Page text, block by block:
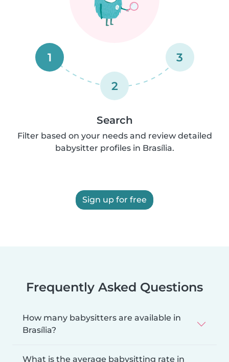
1
2
3
Search
Filter based on your needs and review detailed
babysitter profiles in Brasília.
Sign up for free
Frequently Asked Questions
How many babysitters are available in
Brasília?
What is the average babysitting rate in